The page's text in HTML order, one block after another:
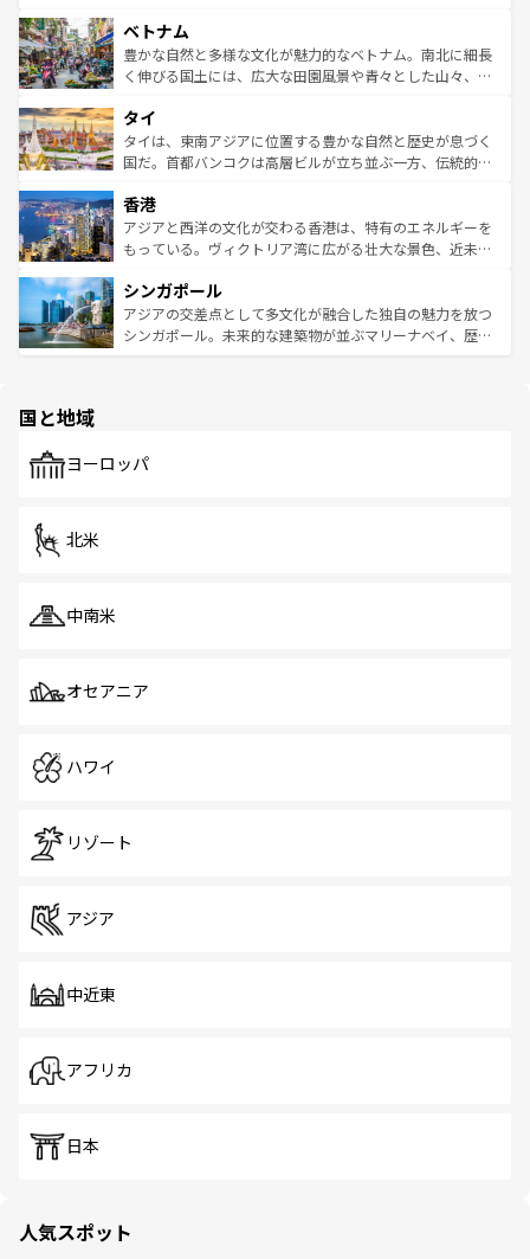
参照してほしい。
容にもいいと評判のスイーツなど、バラエティ豊かな料理
が味わえる。 なお、新着の台湾情報は コンテンツ一覧を参
照してほしい。
き、地方に足を延ばせば四季折々の自然美を楽しむことが
できる。そして、キムチや焼肉、絶品のストリートフード
まで、さまざまな韓国料理が待っている。夜には、韓国な
リティに包まれながら、韓国の多彩な魅力を心ゆくまで味
わってみてほしい。 なお、新着の韓国情報はコンテンツ一
覧を参照してほしい。
ベトナム
豊かな自然と多様な文化が魅力的なベトナム。南北に細長
く伸びる国土には、広大な田園風景や青々とした山々、世
急速な発展と共に伝統が息づく。ハノイの古い町並みやホ
ーチミン市のフランス統治時代の建物も、独特の雰囲気を
醸し出している。また、バラエティの豊かさとおいしさで
とつ。フォーやバインミー、ベトナムコーヒーなどは、ぜ
ひ現地で味わいたい。どの地域を訪れてもあたたかい人々
が旅行者を迎えてくれるので、きっと忘れられない旅にな
参照してほしい。
タイ
タイは、東南アジアに位置する豊かな自然と歴史が息づく
国だ。首都バンコクは高層ビルが立ち並ぶ一方、伝統的な
の活気が交差している。北部ではチェンマイなどの山岳地
帯で自然と触れ合い、南部ではプーケットやクラビの美し
いビーチでリゾート気分を楽しむことができる。タイ料理
激する。気候は一年中温暖で、どの季節にも異なる楽しみ
が待っている。親しみやすいタイの人々、仏教を中心とし
た文化、そして多様な観光資源が、訪れる旅人を魅了し続
香港
アジアと西洋の文化が交わる香港は、特有のエネルギーを
もっている。ヴィクトリア湾に広がる壮大な景色、近未来
み、どこを訪れても感動するはず。観光スポットが密集し
ており、効率よく見どころを回れるのも魅力。息をのむよ
うな絶景から文化的な体験まで、香港を存分に楽しみ尽く
シンガポール
アジアの交差点として多文化が融合した独自の魅力を放つ
シンガポール。未来的な建築物が並ぶマリーナベイ、歴史
で、ホーカーズは地元の風情を楽しめる外せないスポット
国と地域
ヨーロッパ
北米
中南米
オセアニア
ハワイ
リゾート
アジア
中近東
アフリカ
日本
人気スポット